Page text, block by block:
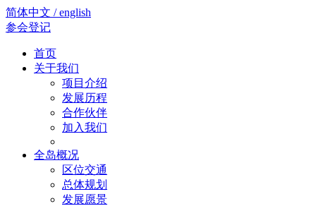
简体中文 / english
参会登记
首页
关于我们
项目介绍
发展历程
合作伙伴
加入我们
全岛概况
区位交通
总体规划
发展愿景